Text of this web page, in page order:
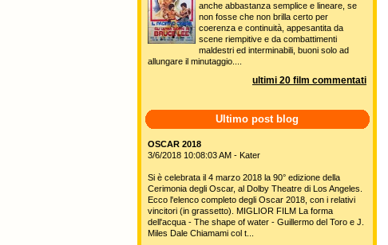
anche abbastanza semplice e lineare, se
non fosse che non brilla certo per
coerenza e continuità, appesantita da
scene riempitive e da combattimenti
maldestri ed interminabili, buoni solo ad
allungare il minutaggio....
ultimi 20 film commentati
Ultimo post blog
OSCAR 2018
3/6/2018 10:08:03 AM - Kater
Si è celebrata il 4 marzo 2018 la 90° edizione della
Cerimonia degli Oscar, al Dolby Theatre di Los Angeles.
Ecco l'elenco completo degli Oscar 2018, con i relativi
vincitori (in grassetto). MIGLIOR FILM La forma
dell'acqua - The shape of water - Guillermo del Toro e J.
Miles Dale Chiamami col t...